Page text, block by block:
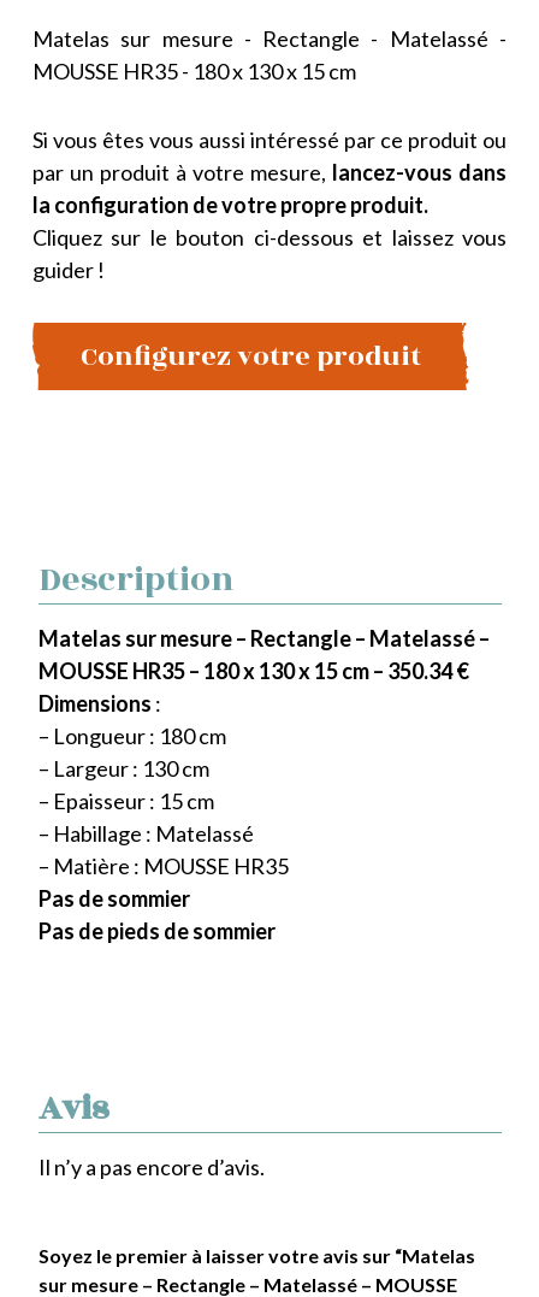
Matelas sur mesure - Rectangle - Matelassé -
MOUSSE HR35 - 180 x 130 x 15 cm
Si vous êtes vous aussi intéressé par ce produit ou
par un produit à votre mesure, lancez-vous dans
la configuration de votre propre produit.
Cliquez sur le bouton ci-dessous et laissez vous
guider !
Configurez votre produit
Avis
Il n’y a pas encore d’avis.
Soyez le premier à laisser votre avis sur “Matelas
sur mesure – Rectangle – Matelassé – MOUSSE
Description
Matelas sur mesure – Rectangle – Matelassé –
MOUSSE HR35 – 180 x 130 x 15 cm – 350.34 €
Dimensions :
– Longueur : 180 cm
– Largeur : 130 cm
– Epaisseur : 15 cm
– Habillage : Matelassé
– Matière : MOUSSE HR35
Pas de sommier
Pas de pieds de sommier